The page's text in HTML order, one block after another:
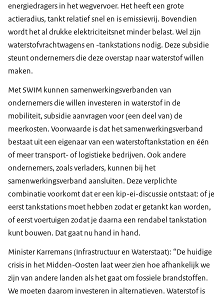
energiedragers in het wegvervoer. Het heeft een grote
actieradius, tankt relatief snel en is emissievrij. Bovendien
wordt het al drukke elektriciteitsnet minder belast. Wel zijn
waterstofvrachtwagens en -tankstations nodig. Deze subsidie
steunt ondernemers die deze overstap naar waterstof willen
maken.
Met SWIM kunnen samenwerkingsverbanden van
ondernemers die willen investeren in waterstof in de
mobiliteit, subsidie aanvragen voor (een deel van) de
meerkosten. Voorwaarde is dat het samenwerkingsverband
bestaat uit een eigenaar van een waterstoftankstation en één
of meer transport- of logistieke bedrijven. Ook andere
ondernemers, zoals verladers, kunnen bij het
samenwerkingsverband aansluiten. Deze verplichte
combinatie voorkomt dat er een kip-ei-discussie ontstaat: of je
eerst tankstations moet hebben zodat er getankt kan worden,
of eerst voertuigen zodat je daarna een rendabel tankstation
kunt bouwen. Dat gaat nu hand in hand.
Minister Karremans (Infrastructuur en Waterstaat): “De huidige
crisis in het Midden-Oosten laat weer zien hoe afhankelijk we
zijn van andere landen als het gaat om fossiele brandstoffen.
We moeten daarom investeren in alternatieven. Waterstof is